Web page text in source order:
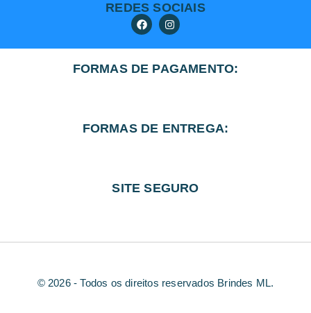
REDES SOCIAIS
FORMAS DE PAGAMENTO:
FORMAS DE ENTREGA:
SITE SEGURO
© 2026 - Todos os direitos reservados Brindes ML.